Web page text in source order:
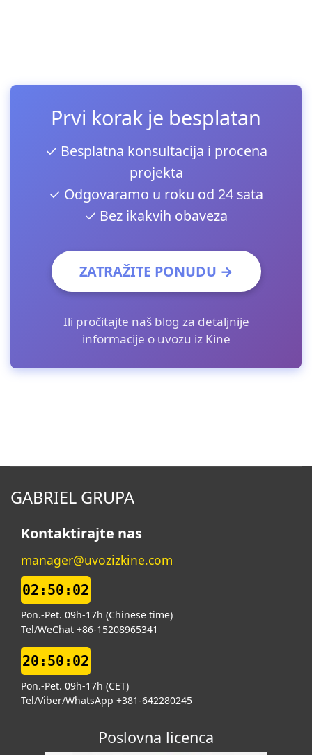
Prvi korak je besplatan
✓ Besplatna konsultacija i procena
projekta
✓ Odgovaramo u roku od 24 sata
✓ Bez ikakvih obaveza
ZATRAŽITE PONUDU →
Ili pročitajte naš blog za detaljnije
informacije o uvozu iz Kine
GABRIEL GRUPA
Kontaktirajte nas
manager@uvozizkine.com
02:50:02
Pon.-Pet. 09h-17h (Chinese time)
Tel/WeChat +86-15208965341
20:50:02
Pon.-Pet. 09h-17h (CET)
Tel/Viber/WhatsApp +381-642280245
Poslovna licenca